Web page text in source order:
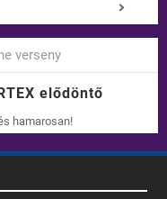
verseny
elődöntő
hamarosan!